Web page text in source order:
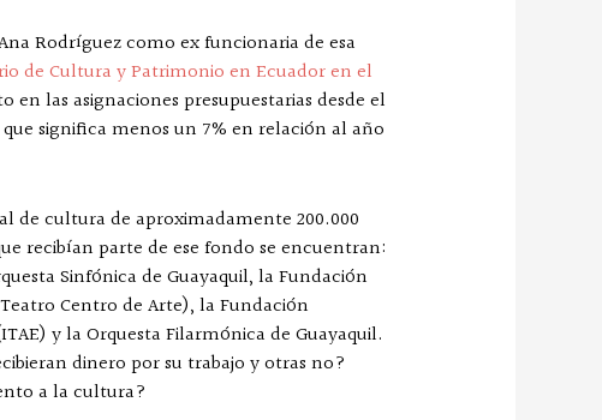
Rodríguez como ex funcionaria de esa
de Cultura y Patrimonio en Ecuador en el
las asignaciones presupuestarias desde el
significa menos un 7% en relación al año
de cultura de aproximadamente 200.000
recibían parte de ese fondo se encuentran:
Sinfónica de Guayaquil, la Fundación
Centro de Arte), la Fundación
y la Orquesta Filarmónica de Guayaquil.
dinero por su trabajo y otras no?
a la cultura?